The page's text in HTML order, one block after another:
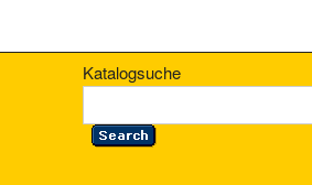
Katalogsuche